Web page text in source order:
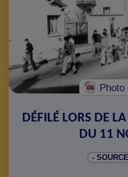
Photo
DÉFILÉ LORS DE
DU 11
-